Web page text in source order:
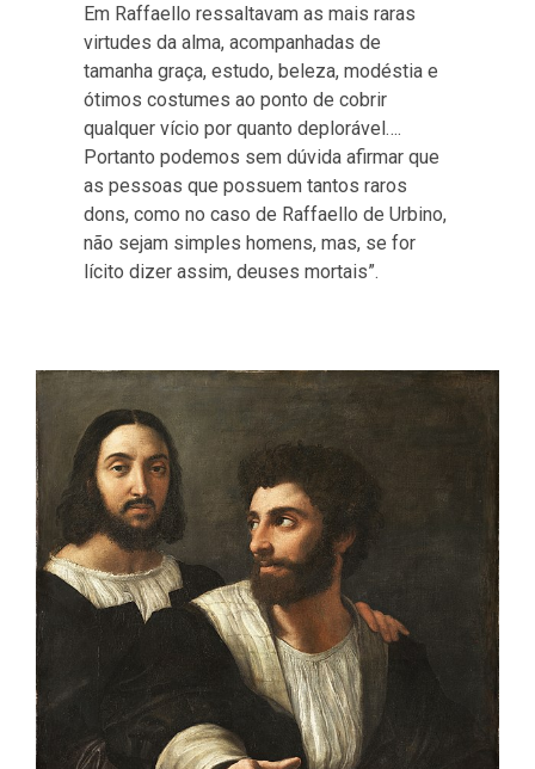
Em Raffaello ressaltavam as mais raras
virtudes da alma, acompanhadas de
tamanha graça, estudo, beleza, modéstia e
ótimos costumes ao ponto de cobrir
qualquer vício por quanto deplorável….
Portanto podemos sem dúvida afirmar que
as pessoas que possuem tantos raros
dons, como no caso de Raffaello de Urbino,
não sejam simples homens, mas, se for
lícito dizer assim, deuses mortais”.